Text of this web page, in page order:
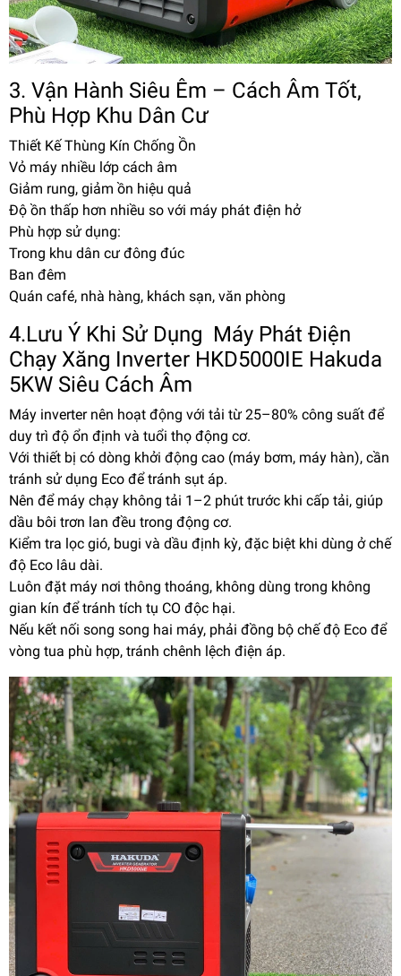
3. Vận Hành Siêu Êm – Cách Âm Tốt,
Phù Hợp Khu Dân Cư
Thiết Kế Thùng Kín Chống Ồn
Vỏ máy nhiều lớp cách âm
Giảm rung, giảm ồn hiệu quả
Độ ồn thấp hơn nhiều so với máy phát điện hở
Phù hợp sử dụng:
Trong khu dân cư đông đúc
Ban đêm
Quán café, nhà hàng, khách sạn, văn phòng
4.Lưu Ý Khi Sử Dụng Máy Phát Điện
Chạy Xăng Inverter HKD5000IE Hakuda
5KW Siêu Cách Âm
Máy inverter nên hoạt động với tải từ 25–80% công suất để
duy trì độ ổn định và tuổi thọ động cơ.
Với thiết bị có dòng khởi động cao (máy bơm, máy hàn), cần
tránh sử dụng Eco để tránh sụt áp.
Nên để máy chạy không tải 1–2 phút trước khi cấp tải, giúp
dầu bôi trơn lan đều trong động cơ.
Kiểm tra lọc gió, bugi và dầu định kỳ, đặc biệt khi dùng ở chế
độ Eco lâu dài.
Luôn đặt máy nơi thông thoáng, không dùng trong không
gian kín để tránh tích tụ CO độc hại.
Nếu kết nối song song hai máy, phải đồng bộ chế độ Eco để
vòng tua phù hợp, tránh chênh lệch điện áp.